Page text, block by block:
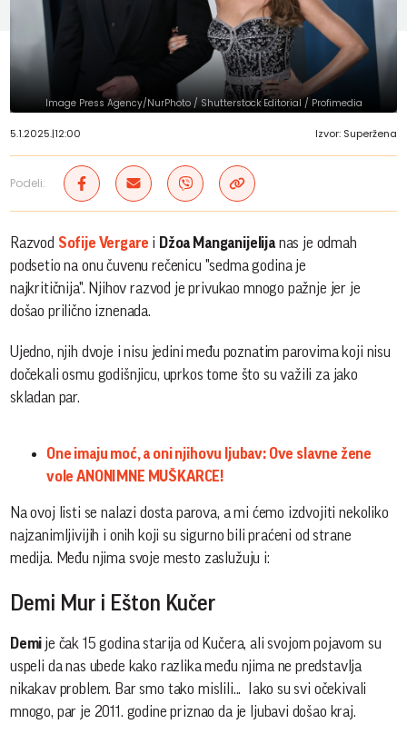
Image Press Agency/NurPhoto / Shutterstock Editorial / Profimedia
5.1.2025.|12:00 Izvor: Superžena
Podeli:
Razvod Sofije Vergare i Džoa Manganijelijanas je odmah
podsetio na onu čuvenu rečenicu "sedma godina je
najkritičnija". Njihov razvod je privukao mnogo pažnje jer je
došao prilično iznenada.
Ujedno, njih dvoje i nisu jedini među poznatim parovima koji nisu
dočekali osmu godišnjicu, uprkos tome što su važili za jako
skladan par.
One imaju moć, a oni njihovu ljubav: Ove slavne žene
vole ANONIMNE MUŠKARCE!
Na ovoj listi se nalazi dosta parova, a mi ćemo izdvojiti nekoliko
najzanimljivijih i onih koji su sigurno bili praćeni od strane
medija. Među njima svoje mesto zaslužuju i:
Demi Mur i Ešton Kučer
Demi je čak 15 godina starija od Kučera, ali svojom pojavom su
uspeli da nas ubede kako razlika među njima ne predstavlja
nikakav problem. Bar smo tako mislili... Iako su svi očekivali
mnogo, par je 2011. godine priznao da je ljubavi došao kraj.